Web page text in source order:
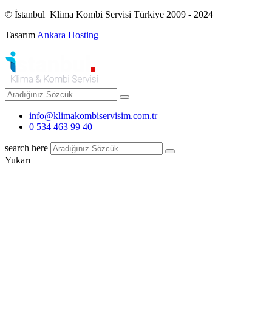
© İstanbul Klima Kombi Servisi Türkiye 2009 - 2024
TasarımAnkara Hosting
info@klimakombiservisim.com.tr
0 534 463 99 40
search here
Yukarı